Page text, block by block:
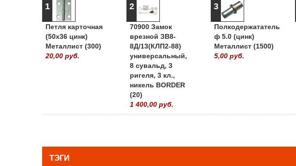
1
Петля карточная
(50х36 цинк)
Металлист (300)
20,00 руб.
2
70900 Замок
врезной ЗВ8-
8Д/13(КЛП2-88)
универсальный,
8 сувальд, 3
ригеля, 3 кл.,
никель BORDER
(20)
1 400,00 руб.
3
Полкодержататель
ф 5.0 (цинк)
Металлист (1500)
5,00 руб.
ТЭГИ